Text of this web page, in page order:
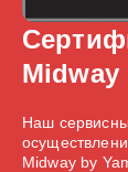
Midway
Наш
Midway by